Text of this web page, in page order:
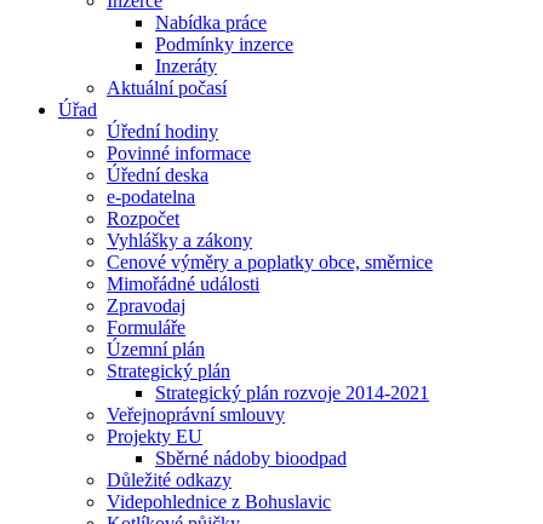
Nabídka práce
Podmínky inzerce
Inzeráty
Aktuální počasí
Úřad
Úřední hodiny
Povinné informace
Úřední deska
e-podatelna
Rozpočet
Vyhlášky a zákony
Cenové výměry a poplatky obce, směrnice
Mimořádné události
Zpravodaj
Formuláře
Územní plán
Strategický plán
Strategický plán rozvoje 2014-2021
Veřejnoprávní smlouvy
Projekty EU
Sběrné nádoby bioodpad
Důležité odkazy
Videpohlednice z Bohuslavic